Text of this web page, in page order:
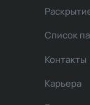
Список
Контакты
Карьера